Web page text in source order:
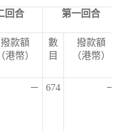
回合 第一回合
撥款額
（港幣）
數
目
撥款額
（港幣）
－ 674 －